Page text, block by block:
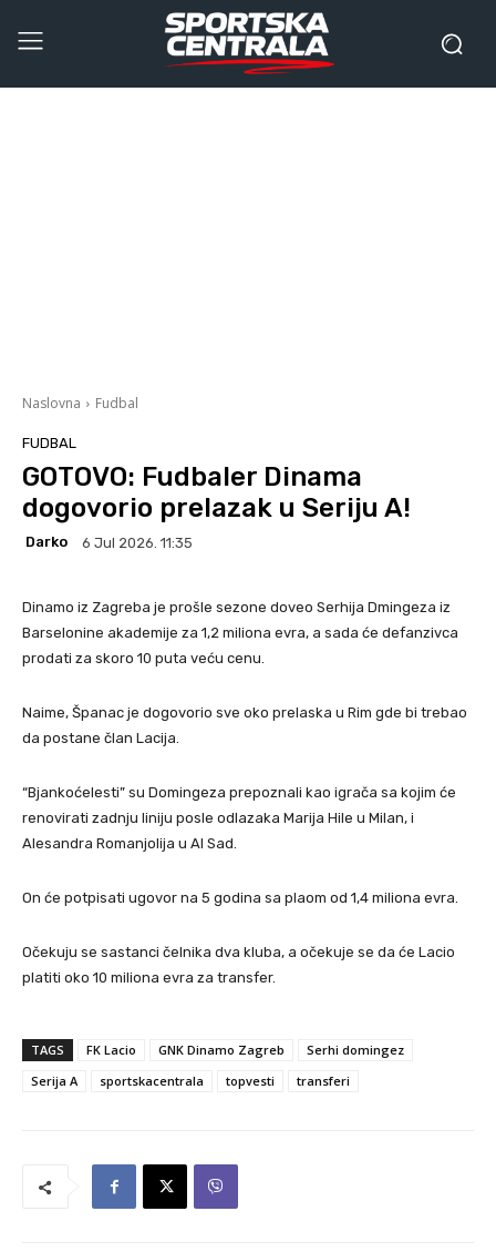
Naslovna Fudbal
FUDBAL
GOTOVO: Fudbaler Dinama
dogovorio prelazak u Seriju A!
Darko 6 Jul 2026. 11:35
Dinamo iz Zagreba je prošle sezone doveo Serhija Dmingeza iz
Barselonine akademije za 1,2 miliona evra, a sada će defanzivca
prodati za skoro 10 puta veću cenu.
Naime, Španac je dogovorio sve oko prelaska u Rim gde bi trebao
da postane član Lacija.
“Bjankoćelesti” su Domingeza prepoznali kao igrača sa kojim će
renovirati zadnju liniju posle odlazaka Marija Hile u Milan, i
Alesandra Romanjolija u Al Sad.
On će potpisati ugovor na 5 godina sa plaom od 1,4 miliona evra.
Očekuju se sastanci čelnika dva kluba, a očekuje se da će Lacio
platiti oko 10 miliona evra za transfer.
TAGS FK Lacio GNK Dinamo Zagreb
Serhi domingez
Serija A
sportskacentrala topvesti transferi